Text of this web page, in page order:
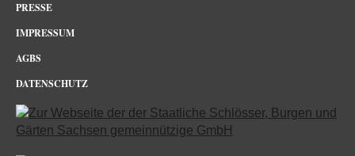
PRESSE
IMPRESSUM
AGBS
DATENSCHUTZ